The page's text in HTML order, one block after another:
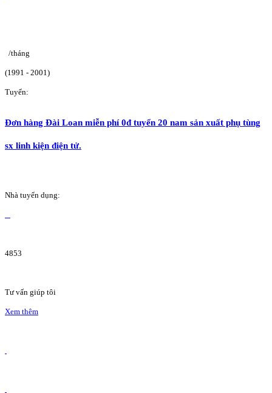
/tháng
(1991 - 2001)
Tuyển:
Đơn hàng Đài Loan miễn phí 0đ tuyển 20 nam sản xuất phụ tùng
sx linh kiện điện tử.
Nhà tuyển dụng:
4853
Tư vấn giúp tôi
Xem thêm